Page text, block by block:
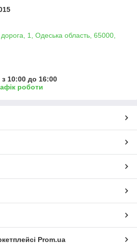
1, Одеська область, 65000,
10:00 до 16:00
роботи
Prom.ua